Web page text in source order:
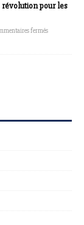
pour les
fermés